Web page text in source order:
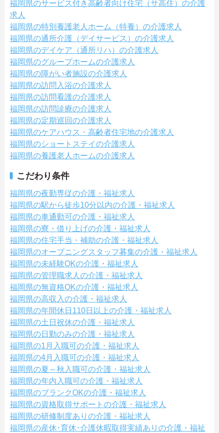
福岡県のサービス付き高齢者向け住宅（サ高住）の介護
求人
福岡県の特別養護老人ホーム（特養）の介護求人
福岡県の通所介護（デイサービス）の介護求人
福岡県のデイケア（通所リハ）の介護求人
福岡県のグループホームの介護求人
福岡県の障がい者施設の介護求人
福岡県の訪問入浴の介護求人
福岡県の訪問看護の介護求人
福岡県の訪問診療の介護求人
福岡県の定期巡回の介護求人
福岡県のケアハウス・高齢者住宅地の介護求人
福岡県のショートステイの介護求人
福岡県の養護老人ホームの介護求人
こだわり条件
福岡県の夜勤専従の介護・福祉求人
福岡県の駅から徒歩10分以内の介護・福祉求人
福岡県の車通勤可の介護・福祉求人
福岡県の寮・借り上げの介護・福祉求人
福岡県の住宅手当・補助の介護・福祉求人
福岡県のオープニングスタッフ募集の介護・福祉求人
福岡県の未経験OKの介護・福祉求人
福岡県の管理職求人の介護・福祉求人
福岡県の無資格OKの介護・福祉求人
福岡県の高収入の介護・福祉求人
福岡県の年間休日110日以上の介護・福祉求人
福岡県の土日祝休の介護・福祉求人
福岡県の日勤のみの介護・福祉求人
福岡県の1月入職可の介護・福祉求人
福岡県の4月入職可の介護・福祉求人
福岡県の夏～秋入職可の介護・福祉求人
福岡県の年内入職可の介護・福祉求人
福岡県のブランクOKの介護・福祉求人
福岡県の資格取得サポートの介護・福祉求人
福岡県の研修制度ありの介護・福祉求人
福岡県の産休･育休･介護休暇取得実績ありの介護・福祉